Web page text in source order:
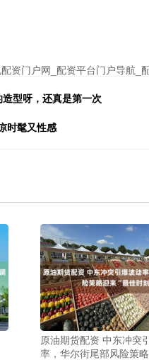
资门户网_配资平台门户导航_
型呀，还真是第一次
时髦又性感
原油期货配资 中东冲突
率，华尔街尾部风险策